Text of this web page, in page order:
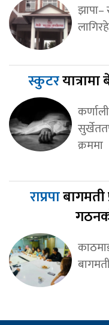
झापा–
स्कुटर
क्रममा
राप्रपा